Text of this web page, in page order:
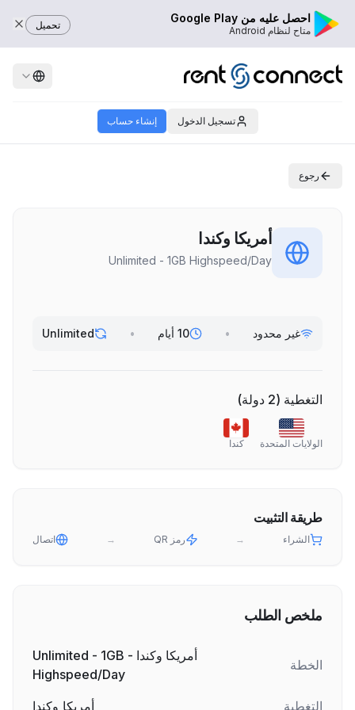
احصل عليه من Google Play
متاح لنظام Android تحميل
تسجيل الدخول إنشاء حساب
رجوع
أمريكا وكندا
Unlimited - 1GB Highspeed/Day
غير محدود • 10 أيام •
Unlimited
التغطية (
2 دولة)
الولايات المتحدة كندا
طريقة التثبيت
الشراء → رمز QR → اتصال
ملخص الطلب
الخطة
أمريكا وكندا - Unlimited - 1GB
Highspeed/Day
التغطية
أمريكا وكندا